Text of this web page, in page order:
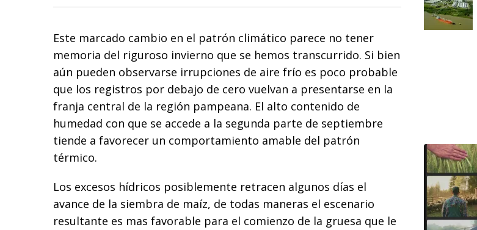
Este marcado cambio en el patrón climático parece no tener
memoria del riguroso invierno que se hemos transcurrido. Si bien
aún pueden observarse irrupciones de aire frío es poco probable
que los registros por debajo de cero vuelvan a presentarse en la
franja central de la región pampeana. El alto contenido de
humedad con que se accede a la segunda parte de septiembre
tiende a favorecer un comportamiento amable del patrón
térmico.
Los excesos hídricos posiblemente retracen algunos días el
avance de la siembra de maíz, de todas maneras el escenario
resultante es mas favorable para el comienzo de la gruesa que le